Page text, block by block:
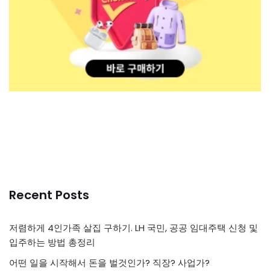
Recent Posts
저렴하게 4인가족 살집 구하기. LH 국민, 공공 임대주택 신청 및
입주하는 방법 총정리
어떤 일을 시작해서 돈을 벌것인가? 직장? 사업가?